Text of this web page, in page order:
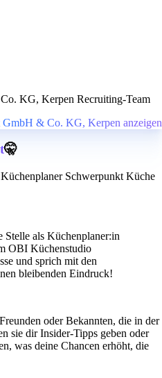
KG, Kerpen Recruiting-Team
& Co. KG, Kerpen anzeigen
🤫
Schwerpunkt Küche
als Küchenplaner:in
OBI Küchenstudio
und sprich mit den
bleibenden Eindruck!
oder Bekannten, die in der
sie dir Insider-Tipps geben oder
was deine Chancen erhöht, die